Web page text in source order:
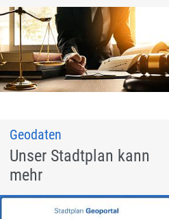
Geodaten
Unser Stadtplan kann
mehr